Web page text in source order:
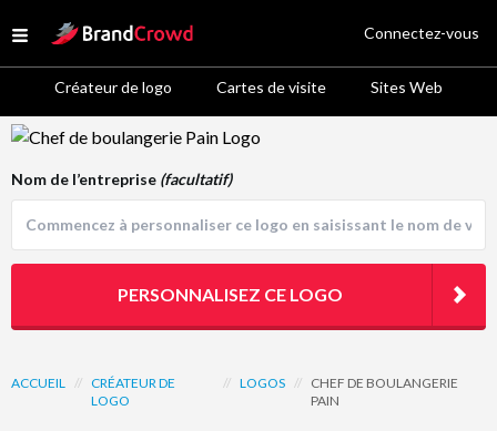
Open menu
Site Logo
Créateur de logo Cartes de visite Sites Web
Connectez-vous
Logo Template Preview
ACCUEIL // CRÉATEUR DE
LOGO
// LOGOS //
CHEF DE BOULANGERIE
PAIN
Nom de l’entreprise (facultatif)
PERSONNALISEZ CE LOGO